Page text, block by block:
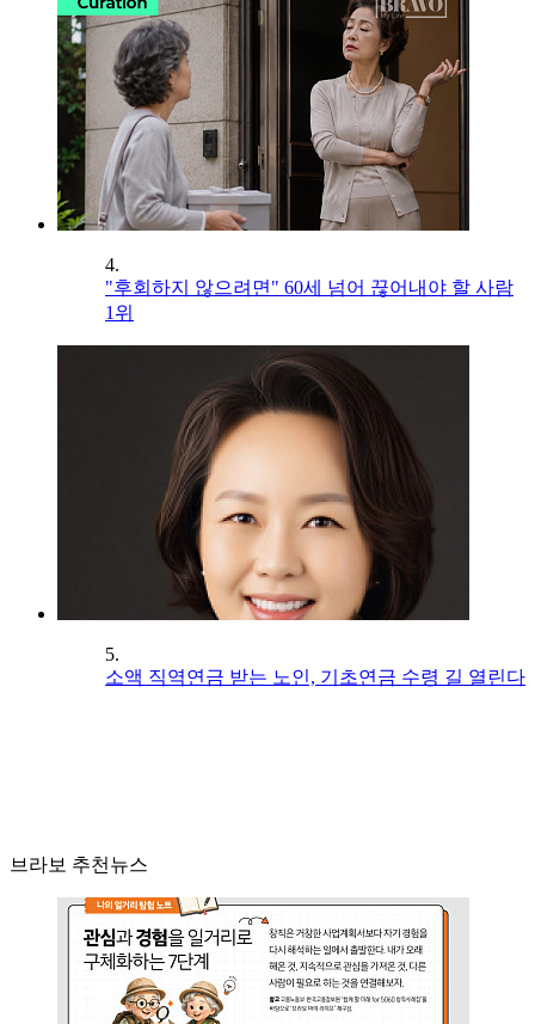
4.
"후회하지 않으려면" 60세 넘어 끊어내야 할 사람
1위
5.
소액 직역연금 받는 노인, 기초연금 수령 길 열린다
브라보 추천뉴스